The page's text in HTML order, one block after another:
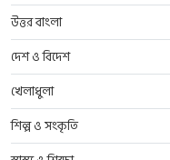
উত্তর বাংলা
দেশ ও বিদেশ
খেলাধুলা
শিল্প ও সংকৃতি